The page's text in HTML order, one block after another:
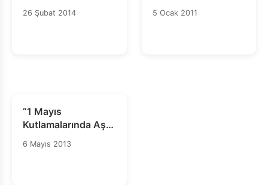
Özgürlüklere Büyük
Bir Tehdittir
26 Şubat 2014 5 Ocak 2011
“1 Mayıs
Kutlamalarında Aşırı
Güç Kullanıldı ve
Barışçıl Protesto
6 Mayıs 2013